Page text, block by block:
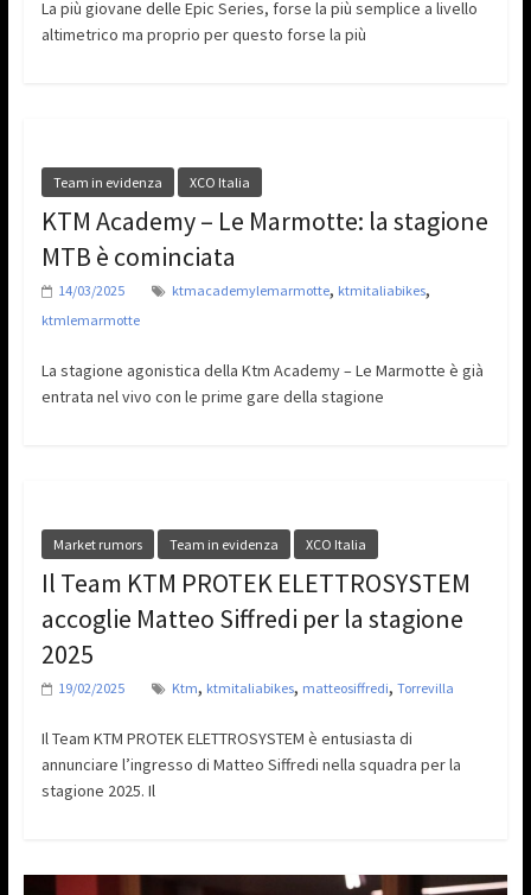
La più giovane delle Epic Series, forse la più semplice a livello
altimetrico ma proprio per questo forse la più
Team in evidenza XCO Italia
KTM Academy – Le Marmotte: la stagione
MTB è cominciata
14/03/2025 ktmacademylemarmotte, ktmitaliabikes,
ktmlemarmotte
La stagione agonistica della Ktm Academy – Le Marmotte è già
entrata nel vivo con le prime gare della stagione
Market rumors Team in evidenza XCO Italia
Il Team KTM PROTEK ELETTROSYSTEM
accoglie Matteo Siffredi per la stagione
2025
19/02/2025 Ktm, ktmitaliabikes, matteosiffredi, Torrevilla
Il Team KTM PROTEK ELETTROSYSTEM è entusiasta di
annunciare l’ingresso di Matteo Siffredi nella squadra per la
stagione 2025. Il